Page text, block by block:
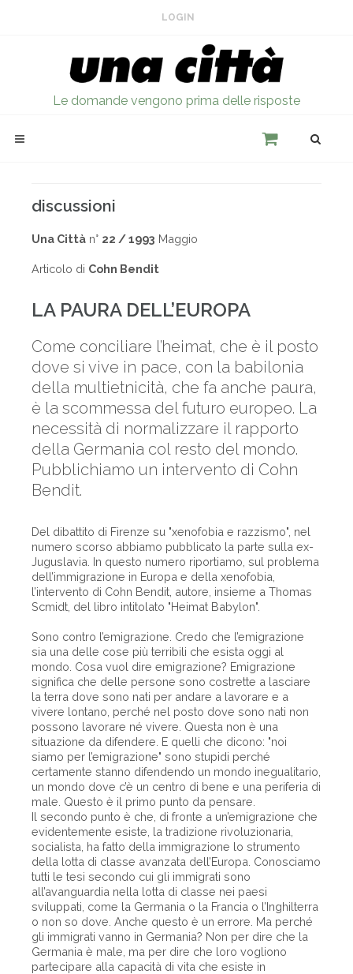
LOGIN
Le domande vengono prima delle risposte
discussioni
Una Città n° 22 / 1993 Maggio
Articolo di Cohn Bendit
LA PAURA DELL’EUROPA
Come conciliare l’heimat, che è il posto
dove si vive in pace, con la babilonia
della multietnicità, che fa anche paura,
è la scommessa del futuro europeo. La
necessità di normalizzare il rapporto
della Germania col resto del mondo.
Pubblichiamo un intervento di Cohn
Bendit.
Del dibattito di Firenze su "xenofobia e razzismo", nel
numero scorso abbiamo pubblicato la parte sulla ex-
Juguslavia. In questo numero riportiamo, sul problema
dell’immigrazione in Europa e della xenofobia,
l’intervento di Cohn Bendit, autore, insieme a Thomas
Scmidt, del libro intitolato "Heimat Babylon".
Sono contro l’emigrazione. Credo che l’emigrazione
sia una delle cose più terribili che esista oggi al
mondo. Cosa vuol dire emigrazione? Emigrazione
significa che delle persone sono costrette a lasciare
la terra dove sono nati per andare a lavorare e a
vivere lontano, perché nel posto dove sono nati non
possono lavorare né vivere. Questa non è una
situazione da difendere. E quelli che dicono: "noi
siamo per l’emigrazione" sono stupidi perché
certamente stanno difendendo un mondo inegualitario,
un mondo dove c’è un centro di bene e una periferia di
male. Questo è il primo punto da pensare.
Il secondo punto è che, di fronte a un’emigrazione che
evidentemente esiste, la tradizione rivoluzionaria,
socialista, ha fatto della immigrazione lo strumento
della lotta di classe avanzata dell’Europa. Conosciamo
tutti le tesi secondo cui gli immigrati sono
all’avanguardia nella lotta di classe nei paesi
sviluppati, come la Germania o la Francia o l’Inghilterra
o non so dove. Anche questo è un errore. Ma perché
gli immigrati vanno in Germania? Non per dire che la
Germania è male, ma per dire che loro vogliono
partecipare alla capacità di vita che esiste in